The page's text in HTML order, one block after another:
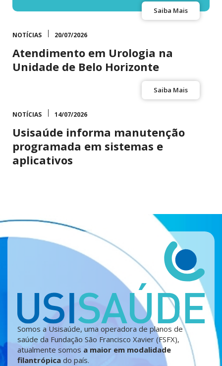
Saiba Mais
NOTÍCIAS 20/07/2026
Atendimento em Urologia na
Unidade de Belo Horizonte
Saiba Mais
NOTÍCIAS 14/07/2026
Usisaúde informa manutenção
programada em sistemas e
aplicativos
Somos a Usisaúde, uma operadora de planos de
saúde da Fundação São Francisco Xavier (FSFX),
atualmente somos a maior em modalidade
filantrópica do país.